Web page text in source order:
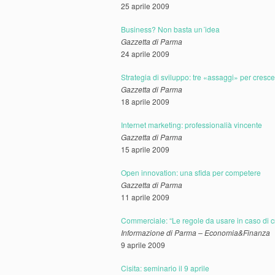
25 aprile 2009
Business? Non basta un´idea
Gazzetta di Parma
24 aprile 2009
Strategia di sviluppo: tre «assaggi» per
Gazzetta di Parma
18 aprile 2009
Internet marketing: professionalià vincente
Gazzetta di Parma
15 aprile 2009
Open innovation: una sfida per competere
Gazzetta di Parma
11 aprile 2009
Commerciale: “Le regole da usare in caso di
Informazione di Parma – Economia&Finanza
9 aprile 2009
Cisita: seminario il 9 aprile